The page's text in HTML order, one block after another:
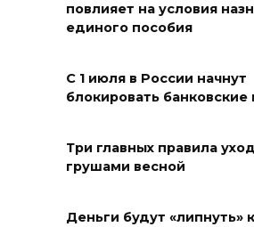
Угостите странников
послушайте их
06 августа 2026 22:32
В Ростове
подвальные
06 августа 2026 21:18
повлияет на условия
единого пособия
С 1 июля в России начнут
блокировать банковские
Три главных правила
грушами весной
Деньги будут «липнуть»